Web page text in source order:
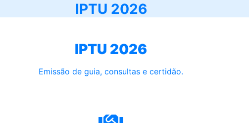
IPTU 2026
IPTU 2026
Emissão de guia, consultas e certidão.